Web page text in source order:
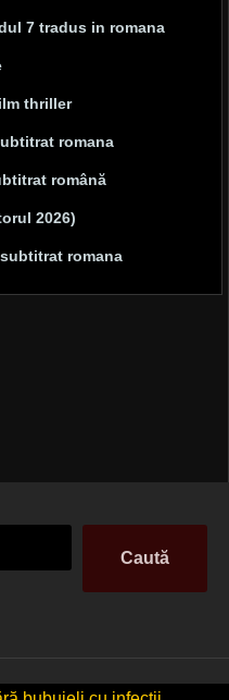
7 tradus in romana
thriller
romana
română
2026)
romana
Caută